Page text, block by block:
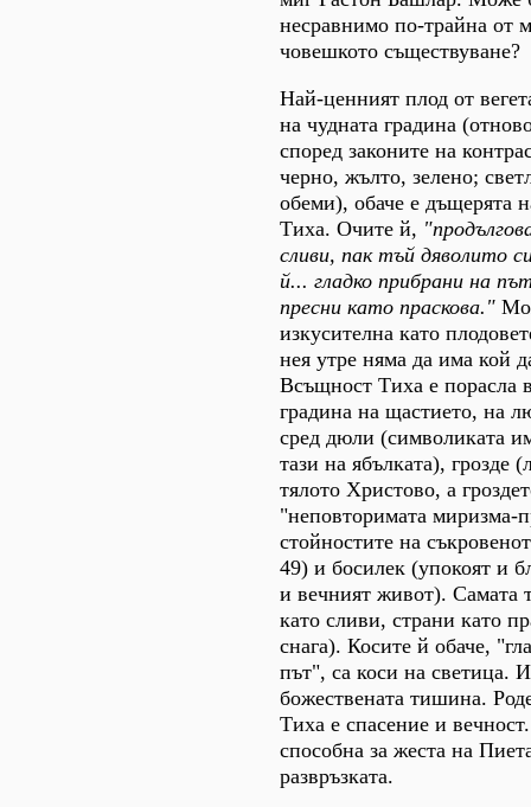
несравнимо по-трайна от
човешкото съществуване?
Най-ценният плод от
на чудната градина
според законите на
черно, жълто, зелено;
обеми), обаче е дъщерята
Тиха. Очите й,
сливи, пак тъй дяволито
й... гладко прибрани на
пресни като праскова."
изкусителна като
нея утре няма да има кой
Всъщност Тиха е порасла
градина на щастието, на
сред дюли (символиката
тази на ябълката), грозде
тялото Христово, а
"неповторимата миризма-
стойностите на
49) и босилек (упокоят и
и вечният живот). Самата
като сливи, страни като
снага). Косите й обаче,
път", са коси на светица.
божествената тишина.
Тиха е спасение и
способна за жеста на
развръзката.